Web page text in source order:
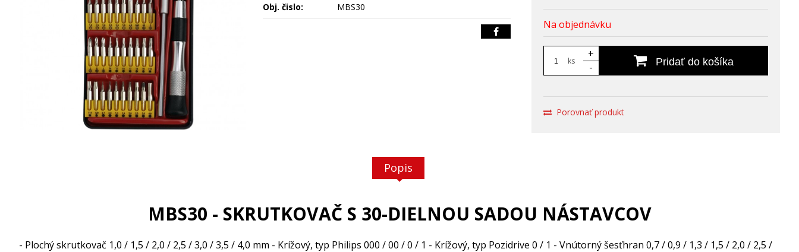
Na objednávku
ks
+
-
Pridať do košíka
Porovnať produkt
Obj. čislo: MBS30
Popis
MBS30 - SKRUTKOVAČ S 30-DIELNOU SADOU NÁSTAVCOV
- Plochý skrutkovač 1,0 / 1,5 / 2,0 / 2,5 / 3,0 / 3,5 / 4,0 mm - Krížový, typ Philips 000 / 00 / 0 / 1 - Krížový, typ Pozidrive 0 / 1 - Vnútorný šesťhran 0,7 / 0,9 / 1,3 / 1,5 / 2,0 / 2,5 /